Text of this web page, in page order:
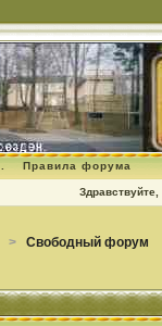
Правила форума
Здравствуйте,
> Свободный форум